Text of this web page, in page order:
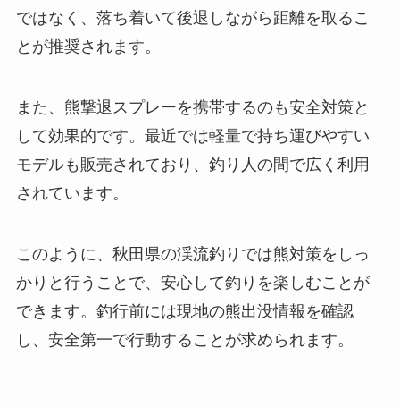
ではなく、落ち着いて後退しながら距離を取るこ
とが推奨されます。
また、熊撃退スプレーを携帯するのも安全対策と
して効果的です。最近では軽量で持ち運びやすい
モデルも販売されており、釣り人の間で広く利用
されています。
このように、秋田県の渓流釣りでは熊対策をしっ
かりと行うことで、安心して釣りを楽しむことが
できます。釣行前には現地の熊出没情報を確認
し、安全第一で行動することが求められます。